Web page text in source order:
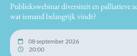
Publiekswebinar diversiteit en palliatieve
wat iemand belangrijk vindt?
08 september 2026
20:00